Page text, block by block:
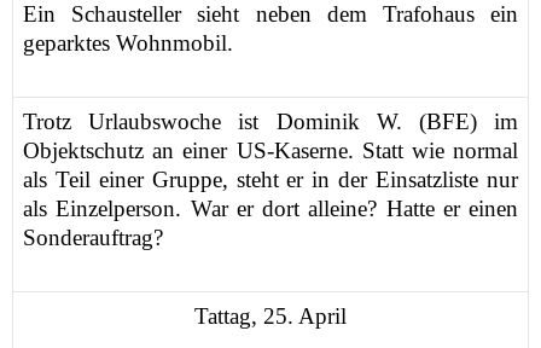
Ein Schausteller sieht neben dem Trafohaus ein
geparktes Wohnmobil.
Trotz Urlaubswoche ist Dominik W. (BFE) im
Objektschutz an einer US-Kaserne. Statt wie normal
als Teil einer Gruppe, steht er in der Einsatzliste nur
als Einzelperson. War er dort alleine? Hatte er einen
Sonderauftrag?
Tattag, 25. April